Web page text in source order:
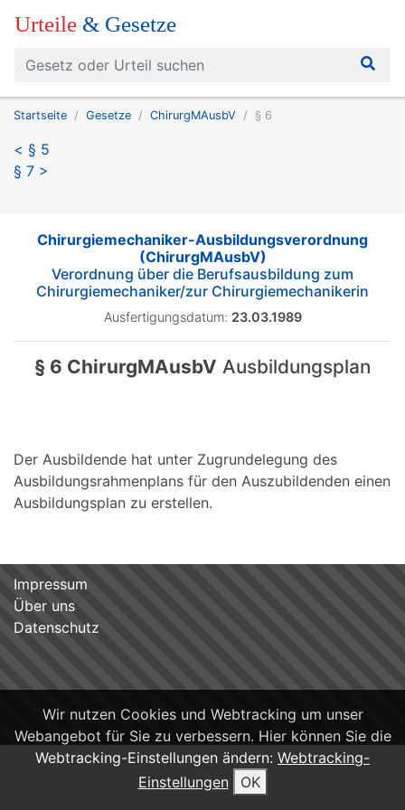
Urteile & Gesetze
Startseite Gesetze ChirurgMAusbV § 6
< § 5
§ 7 >
Chirurgiemechaniker-Ausbildungsverordnung
(ChirurgMAusbV)
Verordnung über die Berufsausbildung zum
Chirurgiemechaniker/zur Chirurgiemechanikerin
Ausfertigungsdatum: 23.03.1989
§ 6 ChirurgMAusbV Ausbildungsplan
Der Ausbildende hat unter Zugrundelegung des
Ausbildungsrahmenplans für den Auszubildenden einen
Ausbildungsplan zu erstellen.
Wir nutzen Cookies und Webtracking um unser
Webangebot für Sie zu verbessern. Hier können Sie die
Webtracking-Einstellungen ändern: Webtracking-
Einstellungen
OK
Impressum
Über uns
Datenschutz